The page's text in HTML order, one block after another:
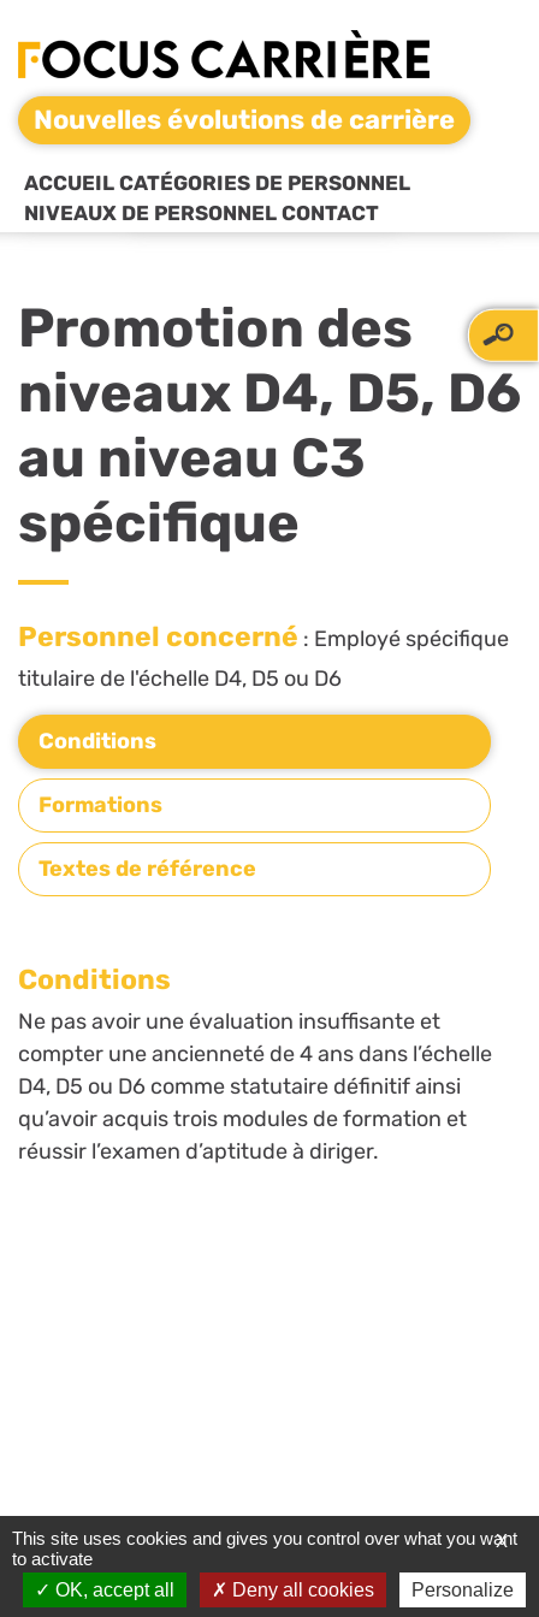
Nouvelles évolutions de carrière
ACCUEIL CATÉGORIES DE PERSONNEL
NIVEAUX DE PERSONNEL CONTACT
Promotion des
niveaux D4, D5, D6
au niveau C3
spécifique
Personnel concerné : Employé spécifique
titulaire de l'échelle D4, D5 ou D6
Conditions
Formations
Textes de référence
Conditions
Ne pas avoir une évaluation insuffisante et
compter une ancienneté de 4 ans dans l’échelle
D4, D5 ou D6 comme statutaire définitif ainsi
qu’avoir acquis trois modules de formation et
réussir l’examen d’aptitude à diriger.
X
This site uses cookies and gives you control over what you want
to activate
OK, accept all
Deny all cookies Personalize